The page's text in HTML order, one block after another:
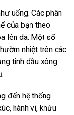
uống. Các phân
của bạn theo
lên da. Một số
nhiệt trên các
tinh dầu xông
đến hệ thống
hành vi, khứu